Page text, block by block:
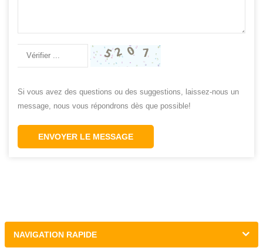
Si vous avez des questions ou des suggestions, laissez-nous un
message, nous vous répondrons dès que possible!
ENVOYER LE MESSAGE
NAVIGATION RAPIDE